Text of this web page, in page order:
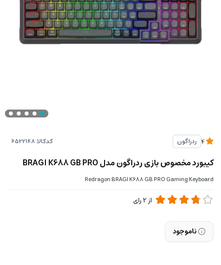
ردراگون کدکالا:
کیبورد مخصوص بازی ردراگون مدل BRAGI K688 GB PRO
Redragon BRAGI K688 GB PRO Gaming Keyboard
از2رای
ناموجود